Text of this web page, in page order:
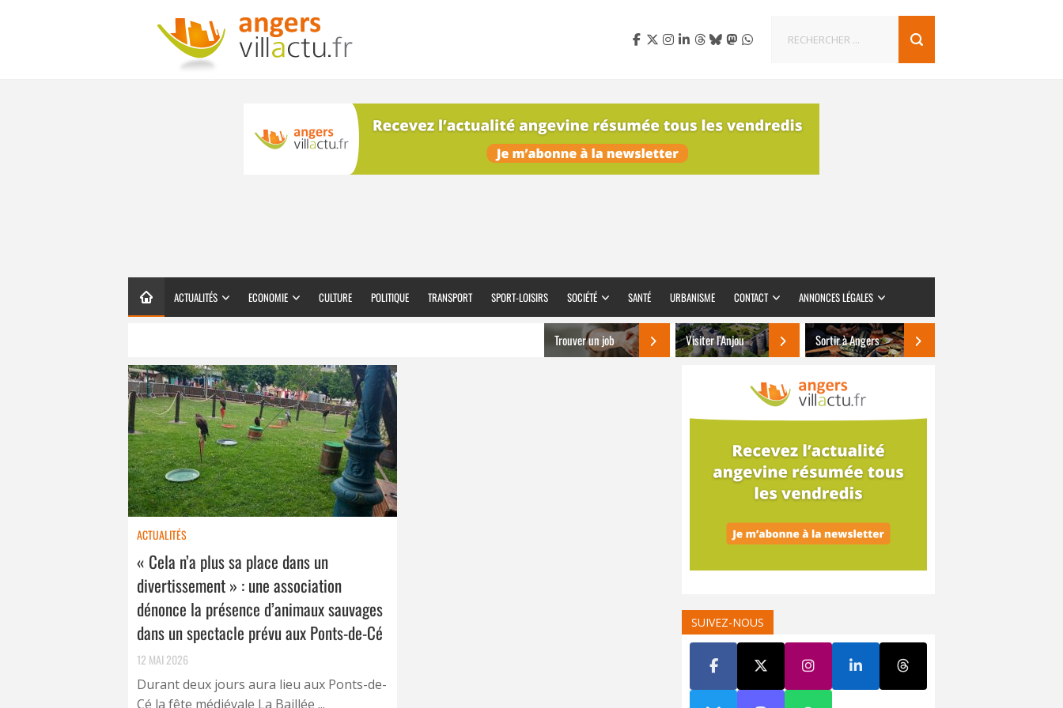
ACTUALITÉS ECONOMIE CULTURE POLITIQUE TRANSPORT SPORT-LOISIRS SOCIÉTÉ SANTÉ URBANISME CONTACT ANNONCES LÉGALES
Trouver un job Visiter l’Anjou Sortir à Angers
ACTUALITÉS
« Cela n’a plus sa place dans un
divertissement » : une association
dénonce la présence d’animaux sauvages
dans un spectacle prévu aux Ponts-de-Cé
12 MAI 2026
Durant deux jours aura lieu aux Ponts-de-
Cé la fête médiévale La Baillée ...
SUIVEZ-NOUS